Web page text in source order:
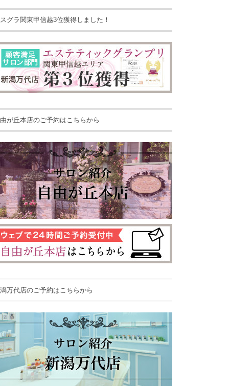
グラ関東甲信越3位獲得しました！
が丘本店のご予約はこちらから
万代店のご予約はこちらから